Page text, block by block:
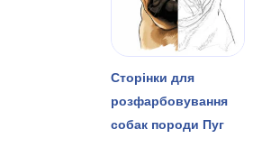
Сторінки для
розфарбовування
собак породи Пуг